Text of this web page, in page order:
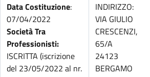
Data Costituzione:
07/04/2022
Società Tra
Professionisti:
ISCRITTA (iscrizione
del 23/05/2022 al nr.
INDIRIZZO:
VIA GIULIO
CRESCENZI,
65/A
24123
BERGAMO